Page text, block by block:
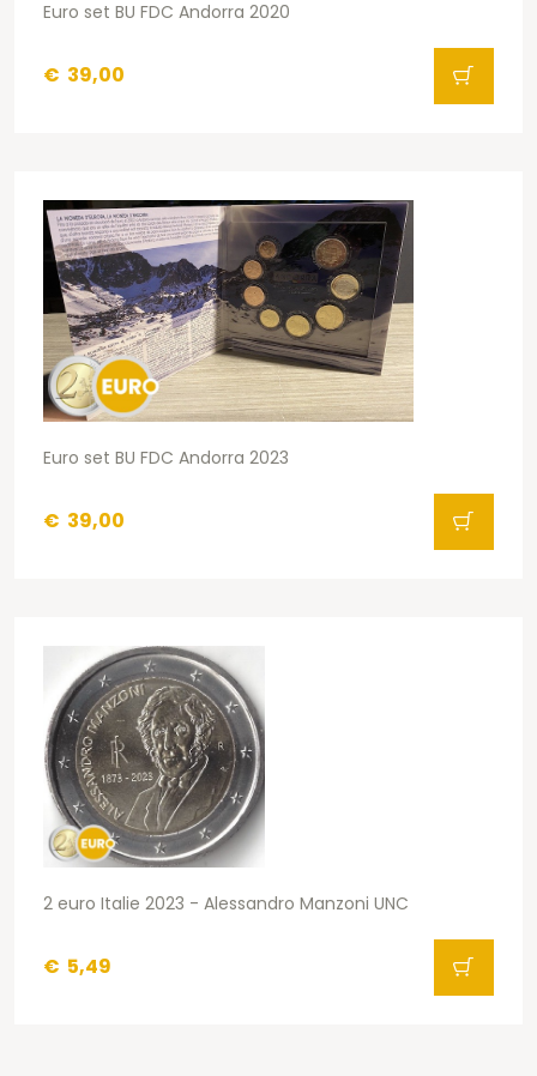
Euro set BU FDC Andorra 2020
€ 39,00
Euro set BU FDC Andorra 2023
€ 39,00
2 euro Italie 2023 - Alessandro Manzoni UNC
€ 5,49